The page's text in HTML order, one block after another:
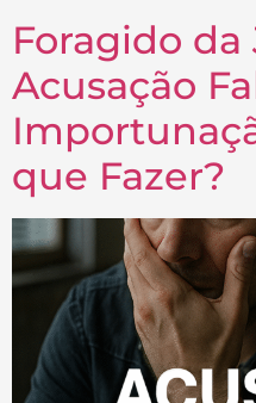
Foragido
Acusação
que Fazer?